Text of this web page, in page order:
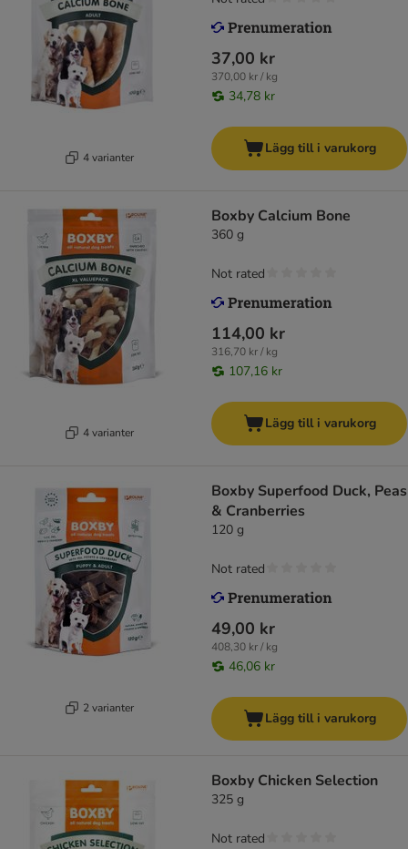
4 varianter
37,00 kr
370,00 kr / kg
34,78 kr
Lägg till i varukorg
4 varianter
Boxby Calcium Bone
360 g
114,00 kr
316,70 kr / kg
107,16 kr
Not rated
Lägg till i varukorg
2 varianter
Boxby Superfood Duck, Peas
& Cranberries
120 g
49,00 kr
408,30 kr / kg
46,06 kr
Not rated
Lägg till i varukorg
Boxby Chicken Selection
325 g
Not rated